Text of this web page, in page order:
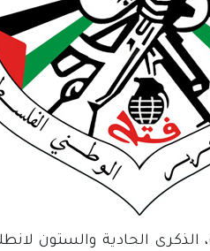
الحادية والستون